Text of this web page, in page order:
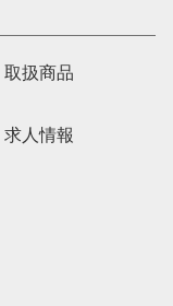
取扱商品
求人情報